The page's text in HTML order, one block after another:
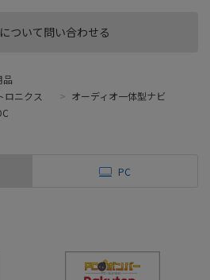
ついて問い合わせる
品
ロニクス > オーディオ一体型ナビ
PC